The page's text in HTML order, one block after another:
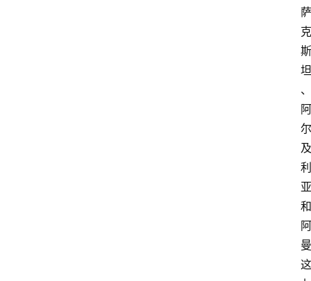
萨
克
斯
坦
、
阿
尔
及
利
亚
和
阿
曼
这